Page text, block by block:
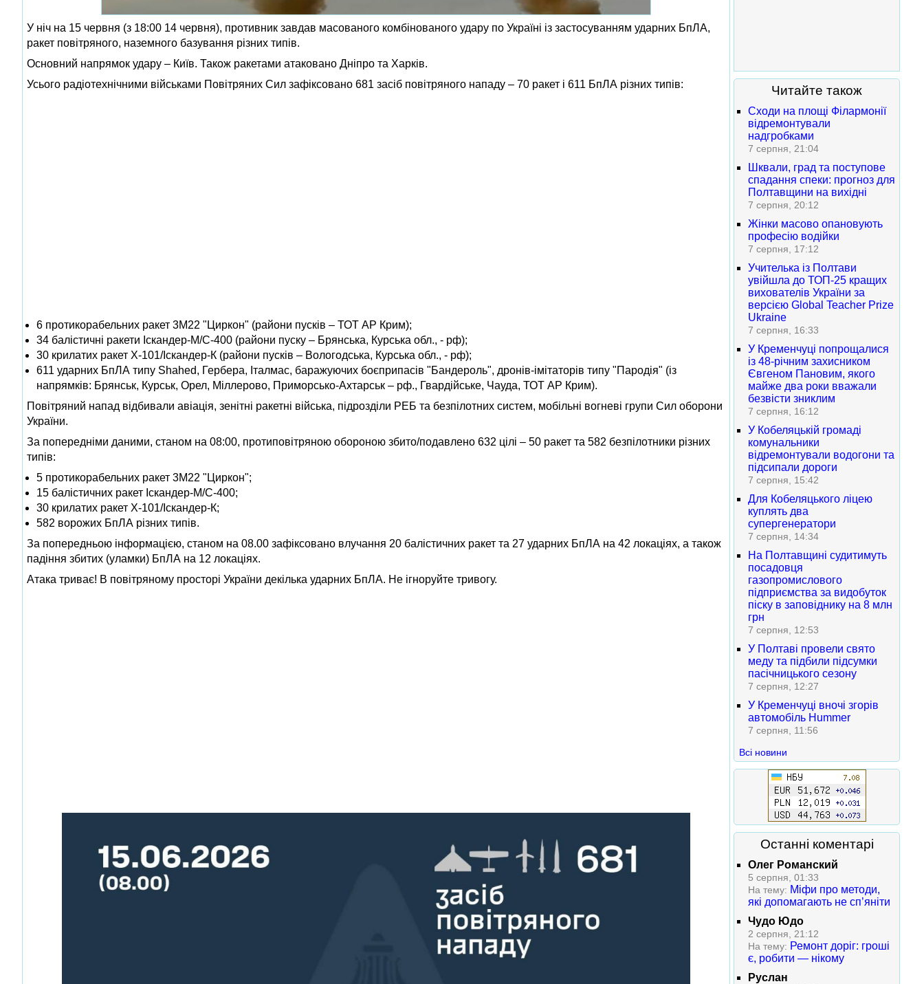
У ніч на 15 червня (з 18:00 14 червня), противник завдав масованого комбінованого удару по Україні із застосуванням ударних БпЛА,
ракет повітряного, наземного базування різних типів.
Основний напрямок удару – Київ. Також ракетами атаковано Дніпро та Харків.
Усього радіотехнічними військами Повітряних Сил зафіксовано 681 засіб повітряного нападу – 70 ракет і 611 БпЛА різних типів:
6 протикорабельних ракет 3М22 "Циркон" (райони пусків – ТОТ АР Крим);
34 балістичні ракети Іскандер-М/С-400 (райони пуску – Брянська, Курська обл., - рф);
30 крилатих ракет Х-101/Іскандер-К (райони пусків – Вологодська, Курська обл., - рф);
611 ударних БпЛА типу Shahed, Гербера, Італмас, баражуючих боєприпасів "Бандероль", дронів-імітаторів типу "Пародія" (із
напрямків: Брянськ, Курськ, Орел, Міллерово, Приморсько-Ахтарськ – рф., Гвардійське, Чауда, ТОТ АР Крим).
Повітряний напад відбивали авіація, зенітні ракетні війська, підрозділи РЕБ та безпілотних систем, мобільні вогневі групи Сил оборони
України.
За попередніми даними, станом на 08:00, протиповітряною обороною збито/подавлено 632 цілі – 50 ракет та 582 безпілотники різних
типів:
5 протикорабельних ракет 3М22 "Циркон";
15 балістичних ракет Іскандер-М/С-400;
30 крилатих ракет Х-101/Іскандер-К;
582 ворожих БпЛА різних типів.
За попередньою інформацією, станом на 08.00 зафіксовано влучання 20 балістичних ракет та 27 ударних БпЛА на 42 локаціях, а також
падіння збитих (уламки) БпЛА на 12 локаціях.
Атака триває! В повітряному просторі України декілька ударних БпЛА. Не ігноруйте тривогу.
Читайте також
Сходи на площі Філармонії
відремонтували
надгробками
7 серпня, 21:04
Шквали, град та поступове
спадання спеки: прогноз для
Полтавщини на вихідні
7 серпня, 20:12
Жінки масово опановують
професію водійки
7 серпня, 17:12
Учителька із Полтави
увійшла до ТОП-25 кращих
вихователів України за
версією Global Teacher Prize
Ukraine
7 серпня, 16:33
У Кременчуці попрощалися
із 48-річним захисником
Євгеном Пановим, якого
майже два роки вважали
безвісти зниклим
7 серпня, 16:12
У Кобеляцькій громаді
комунальники
відремонтували водогони та
підсипали дороги
7 серпня, 15:42
Для Кобеляцького ліцею
куплять два
супергенератори
7 серпня, 14:34
На Полтавщині судитимуть
посадовця
газопромислового
підприємства за видобуток
піску в заповіднику на 8 млн
грн
7 серпня, 12:53
У Полтаві провели свято
меду та підбили підсумки
пасічницького сезону
7 серпня, 12:27
У Кременчуці вночі згорів
автомобіль Hummer
7 серпня, 11:56
Всі новини
Останні коментарі
Олег Романский
5 серпня, 01:33
На тему: Міфи про методи,
які допомагають не сп’яніти
Чудо Юдо
2 серпня, 21:12
На тему: Ремонт доріг: гроші
є, робити — нікому
Руслан